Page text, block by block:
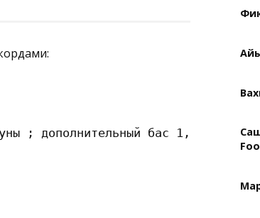
; дополнительный бас 1,2,3